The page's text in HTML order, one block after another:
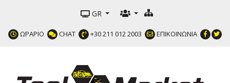
GR
ΩΡΑΡΙΟ CHAT +30 211 012 2003 ΕΠΙΚΟΙΝΩΝΙΑ